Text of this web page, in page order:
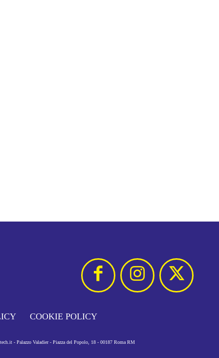
COOKIE POLICY
- Palazzo Valadier - Piazza del Popolo, 18 - 00187 Roma RM